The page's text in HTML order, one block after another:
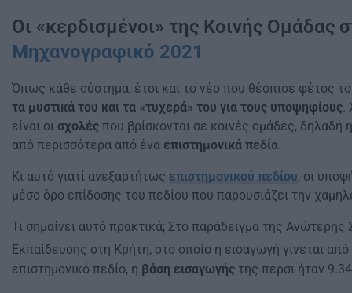
Οι «κερδισμένοι» της Κοινής Ομάδας
Μηχανογραφικό 2021
Όπως κάθε σύστημα, έτσι και το νέο που θέσπισε φέτος
τα μυστικά του και τα «τυχερά» του για τους υποψηφίους.
είναι οι σχολές που βρίσκονται σε κοινές ομάδες, δηλαδή
από περισσότερα από ένα επιστημονικά πεδία.
Κι αυτό γιατί ανεξαρτήτως επιστημονικού πεδίου, οι
μέσο όρο επίδοσης του πεδίου που παρουσιάζει την
Τι σημαίνει αυτό πρακτικά; Στο παράδειγμα της Ανώτερης
Εκπαίδευσης στη Κρήτη, στο οποίο η εισαγωγή γίνεται από
επιστημονικό πεδίο, η βάση εισαγωγής της πέρσι ήταν